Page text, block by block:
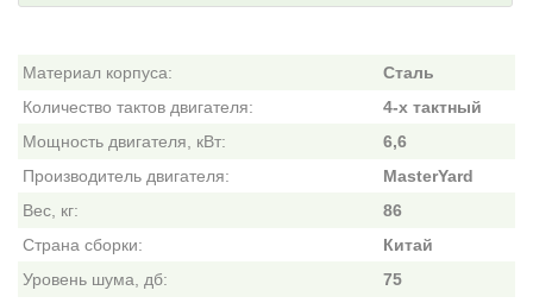
Материал корпуса:
Сталь
Количество тактов двигателя:
4-х тактный
Мощность двигателя, кВт:
6,6
Производитель двигателя:
MasterYard
Вес, кг:
86
Страна сборки:
Китай
Уровень шума, дб:
75